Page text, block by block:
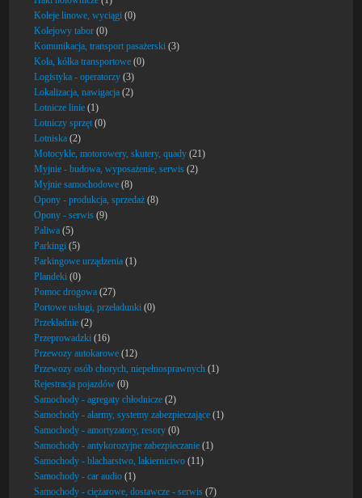
Koleje linowe, wyciągi (0)
Kolejowy tabor (0)
Komunikacja, transport pasażerski (3)
Koła, kółka transportowe (0)
Logistyka - operatorzy (3)
Lokalizacja, nawigacja (2)
Lotnicze linie (1)
Lotniczy sprzęt (0)
Lotniska (2)
Motocykle, motorowery, skutery, quady (21)
Myjnie - budowa, wyposażenie, serwis (2)
Myjnie samochodowe (8)
Opony - produkcja, sprzedaż (8)
Opony - serwis (9)
Paliwa (5)
Parkingi (5)
Parkingowe urządzenia (1)
Plandeki (0)
Pomoc drogowa (27)
Portowe usługi, przeładunki (0)
Przekładnie (2)
Przeprowadzki (16)
Przewozy autokarowe (12)
Przewozy osób chorych, niepełnosprawnych (1)
Rejestracja pojazdów (0)
Samochody - agregaty chłodnicze (2)
Samochody - alarmy, systemy zabezpieczające (1)
Samochody - amortyzatory, resory (0)
Samochody - antykorozyjne zabezpieczanie (1)
Samochody - blacharstwo, lakiernictwo (11)
Samochody - car audio (1)
Samochody - ciężarowe, dostawcze - serwis (7)